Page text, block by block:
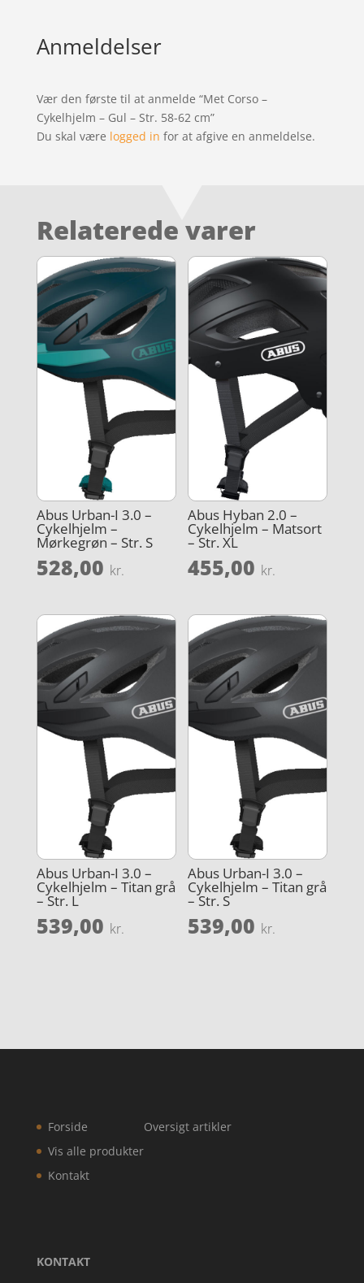
Anmeldelser
Vær den første til at anmelde “Met Corso –
Cykelhjelm – Gul – Str. 58-62 cm”
Du skal være logged in for at afgive en anmeldelse.
Relaterede varer
Abus Urban-I 3.0 –
Cykelhjelm –
Mørkegrøn – Str. S
528,00 kr.
Abus Hyban 2.0 –
Cykelhjelm – Matsort
– Str. XL
455,00 kr.
Abus Urban-I 3.0 –
Cykelhjelm – Titan grå
– Str. L
539,00 kr.
Abus Urban-I 3.0 –
Cykelhjelm – Titan grå
– Str. S
539,00 kr.
Forside
Vis alle produkter
Kontakt
Oversigt artikler
KONTAKT